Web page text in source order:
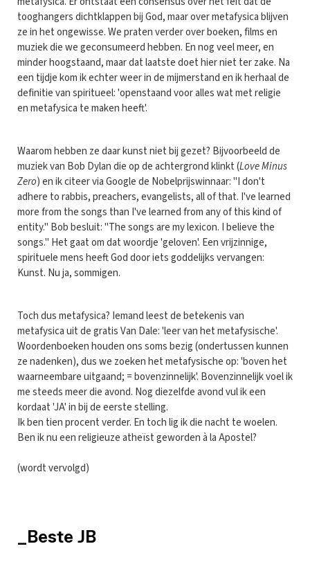
tooghangers dichtklappen bij God, maar over metafysica blijven
ze in het ongewisse. We praten verder over boeken, films en
muziek die we geconsumeerd hebben. En nog veel meer, en
minder hoogstaand, maar dat laatste doet hier niet ter zake. Na
een tijdje kom ik echter weer in de mijmerstand en ik herhaal de
definitie van spiritueel: 'openstaand voor alles wat met religie
en metafysica te maken heeft'.
Waarom hebben ze daar kunst niet bij gezet? Bijvoorbeeld de
muziek van Bob Dylan die op de achtergrond klinkt (Love Minus
Zero) en ik citeer via Google de Nobelprijswinnaar: "I don't
adhere to rabbis, preachers, evangelists, all of that. I've learned
more from the songs than I've learned from any of this kind of
entity." Bob besluit: "The songs are my lexicon. I believe the
songs." Het gaat om dat woordje 'geloven'. Een vrijzinnige,
spirituele mens heeft God door iets goddelijks vervangen:
Kunst. Nu ja, sommigen.
Toch dus metafysica? Iemand leest de betekenis van
metafysica uit de gratis Van Dale: 'leer van het metafysische'.
Woordenboeken houden ons soms bezig (ondertussen kunnen
ze nadenken), dus we zoeken het metafysische op: 'boven het
waarneembare uitgaand; = bovenzinnelijk'. Bovenzinnelijk voel ik
me steeds meer die avond. Nog diezelfde avond vul ik een
kordaat 'JA' in bij de eerste stelling.
Ik ben tien procent verder. En toch lig ik die nacht te woelen.
Ben ik nu een religieuze atheïst geworden à la Apostel?
(wordt vervolgd)
_Beste JB